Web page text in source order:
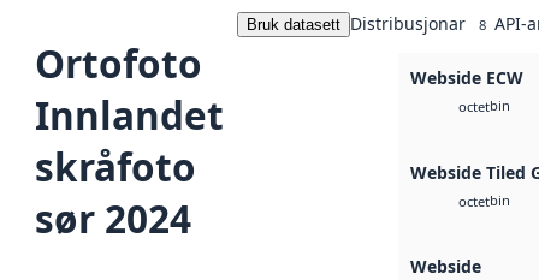
Ortofoto
Innlandet
skråfoto
sør 2024
Bruk datasett Distribusjonar 8 API-
Webside ECW
octetbin
Webside Tiled
octetbin
Webside